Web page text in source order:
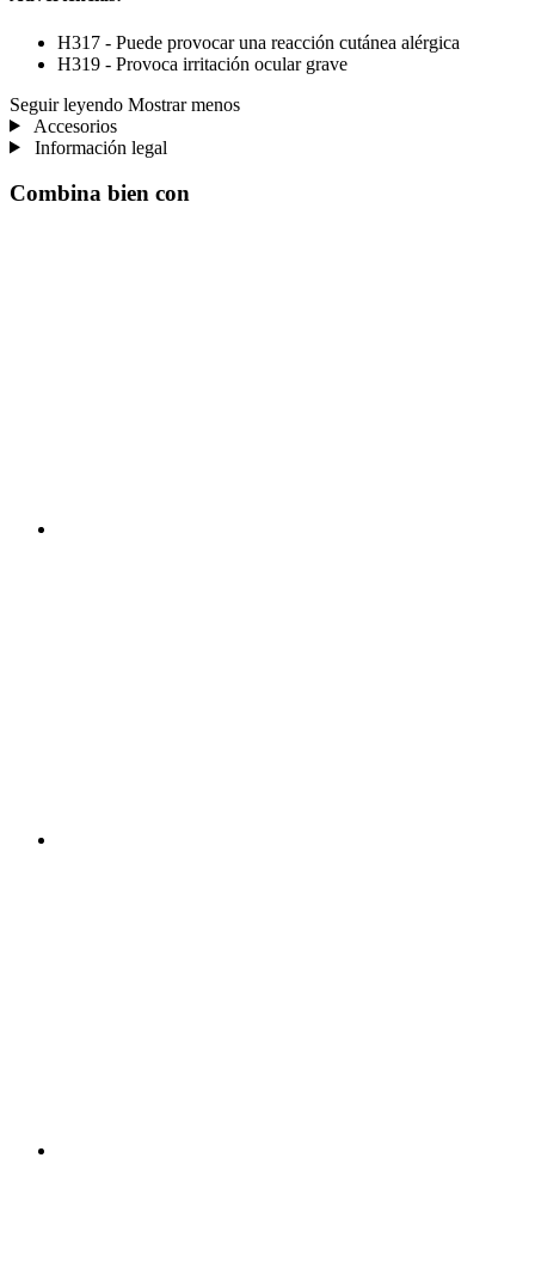
H317 - Puede provocar una reacción cutánea alérgica
H319 - Provoca irritación ocular grave
Seguir leyendo Mostrar menos
Accesorios
Información legal
Combina bien con